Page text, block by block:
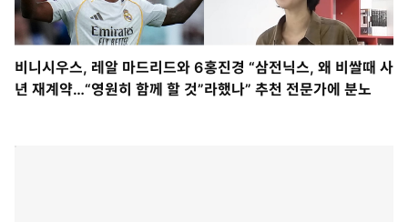
비니시우스, 레알 마드리드와 6
년 재계약…“영원히 함께 할 것”
홍진경 “삼전닉스, 왜 비쌀때 사
라했나” 추천 전문가에 분노